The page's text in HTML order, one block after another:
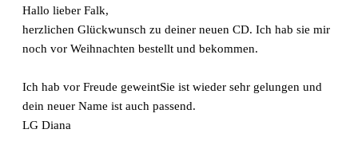
Hallo lieber Falk,
herzlichen Glückwunsch zu deiner neuen CD. Ich hab sie mir
noch vor Weihnachten bestellt und bekommen.
Ich hab vor Freude geweintSie ist wieder sehr gelungen und
dein neuer Name ist auch passend.
LG Diana